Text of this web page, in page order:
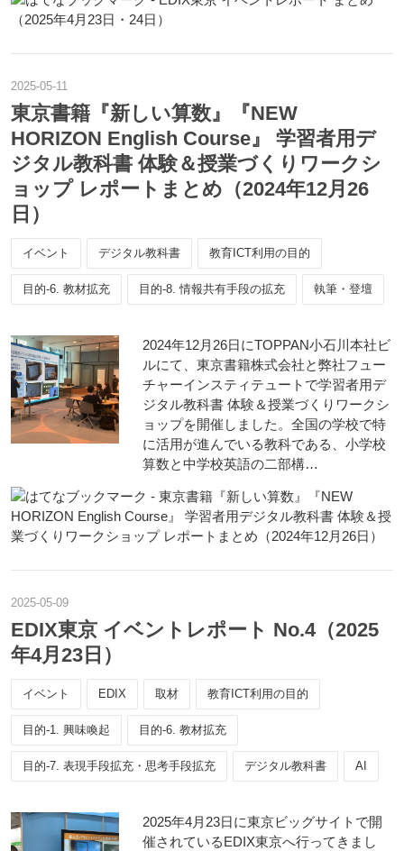
2025-05-11
東京書籍『新しい算数』『NEW
HORIZON English Course』 学習者用デ
ジタル教科書 体験＆授業づくりワークシ
ョップ レポートまとめ（2024年12月26
日）
イベント デジタル教科書 教育ICT利用の目的
目的-6. 教材拡充 目的-8. 情報共有手段の拡充 執筆・登壇
2024年12月26日にTOPPAN小石川本社ビ
ルにて、東京書籍株式会社と弊社フュー
チャーインスティテュートで学習者用デ
ジタル教科書 体験＆授業づくりワークシ
ョップを開催しました。全国の学校で特
に活用が進んでいる教科である、小学校
算数と中学校英語の二部構…
2025-05-09
EDIX東京 イベントレポート No.4（2025
年4月23日）
イベント EDIX 取材 教育ICT利用の目的
目的-1. 興味喚起 目的-6. 教材拡充
目的-7. 表現手段拡充・思考手段拡充 デジタル教科書 AI
2025年4月23日に東京ビッグサイトで開
催されているEDIX東京へ行ってきまし